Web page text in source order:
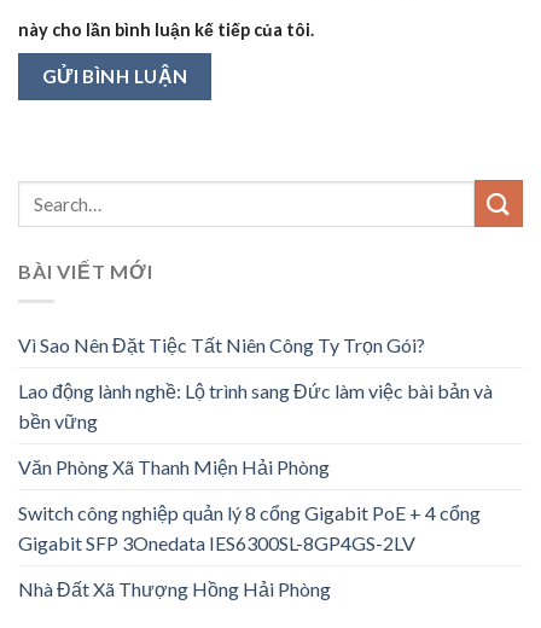
này cho lần bình luận kế tiếp của tôi.
BÀI VIẾT MỚI
Vì Sao Nên Đặt Tiệc Tất Niên Công Ty Trọn Gói?
Lao động lành nghề: Lộ trình sang Đức làm việc bài bản và
bền vững
Văn Phòng Xã Thanh Miện Hải Phòng
Switch công nghiệp quản lý 8 cổng Gigabit PoE + 4 cổng
Gigabit SFP 3Onedata IES6300SL-8GP4GS-2LV
Nhà Đất Xã Thượng Hồng Hải Phòng